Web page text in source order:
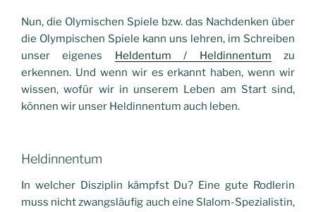
Nun, die Olymischen Spiele bzw. das Nachdenken über
die Olympischen Spiele kann uns lehren, im Schreiben
unser eigenes Heldentum / Heldinnentum zu
erkennen. Und wenn wir es erkannt haben, wenn wir
wissen, wofür wir in unserem Leben am Start sind,
können wir unser Heldinnentum auch leben.
Heldinnentum
In welcher Disziplin kämpfst Du? Eine gute Rodlerin
muss nicht zwangsläufig auch eine Slalom-Spezialistin,